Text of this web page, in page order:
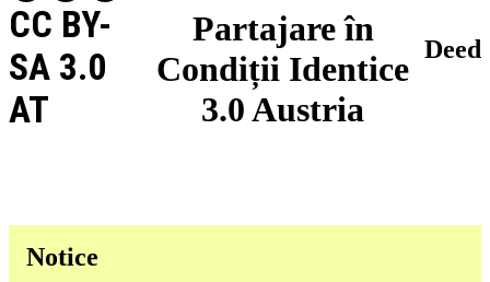
Partajare în
Condiții Identice
3.0 Austria
CC BY-
SA 3.0
AT
Deed
Notice